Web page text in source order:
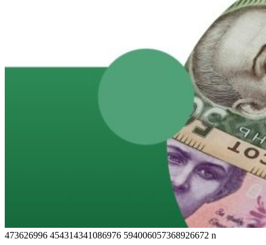
473626996 454314341086976 594006057368926672 n